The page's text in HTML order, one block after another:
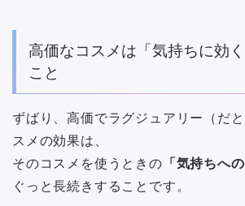
高価なコスメは「気持ちに効く
こと
ずばり、高価でラグジュアリー（だ
スメの効果は、
そのコスメを使うときの 「気持ちへ
ぐっと長続きすることです。